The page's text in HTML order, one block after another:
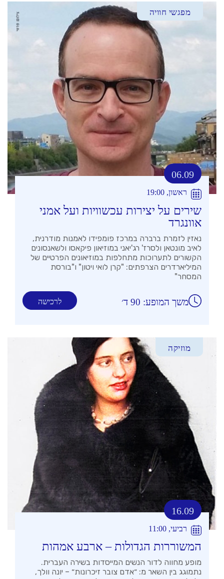
מפגשי חוויה
06.09
ראשון, 19:00
שירים על יצירות עכשוויות ועל אמני
אוונגרד
נאזין לזמרת ברברה במרכז פומפידו לאמנות מודרנית,
לאיב מונטאן ולסרז' רג'יאני במוזיאון פיקאסו ולשאנסונים
הקשורים לתערוכות מתחלפות במוזיאונים הפרטיים של
המיליארדרים הצרפתים: "קרן לואי ויטון" ו"בורסת
המסחר"
לרכישה משך המופע: 90 ד׳
מוזיקה
16.09
רביעי, 11:00
המשוררות הגדולות – ארבע אמהות
מופע מחווה לדור הנשים המייסדות בשירה העברית.
נתמוגג בין השאר מ: ״אדם צובר זיכרונות״ – יונה וולך,